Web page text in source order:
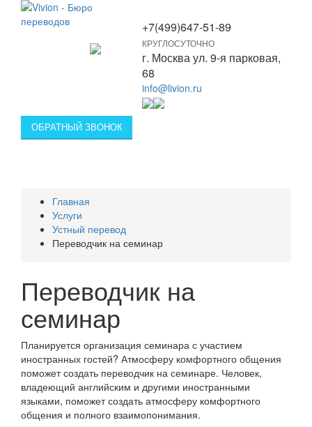
Toggle
navigation
+7(499)647-51-89
КРУГЛОСУТОЧНО
г. Москва ул. 9-я парковая,
68
info@livion.ru
ОБРАТНЫЙ ЗВОНОК
Главная
Услуги
Устный перевод
Переводчик на семинар
Переводчик на
семинар
Планируется организация семинара с участием
иностранных гостей? Атмосферу комфортного общения
поможет создать переводчик на семинаре. Человек,
владеющий английским и другими иностранными
языками, поможет создать атмосферу комфортного
общения и полного взаимопонимания.